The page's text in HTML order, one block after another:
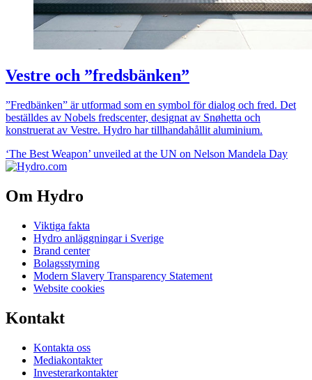
Vestre och ”fredsbänken”
”Fredbänken” är utformad som en symbol för dialog och fred. Det
beställdes av Nobels fredscenter, designat av Snøhetta och
konstruerat av Vestre. Hydro har tillhandahållit aluminium.
‘The Best Weapon’ unveiled at the UN on Nelson Mandela Day
Om Hydro
Viktiga fakta
Hydro anläggningar i Sverige
Brand center
Bolagsstyrning
Modern Slavery Transparency Statement
Website cookies
Kontakt
Kontakta oss
Mediakontakter
Investerarkontakter